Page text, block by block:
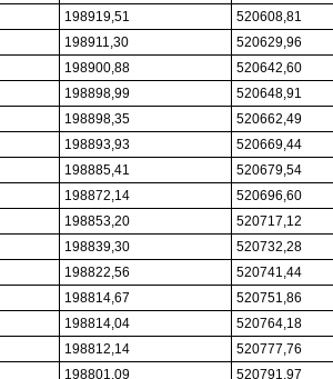
198919,51
520608,81
198911,30
520629,96
198900,88
520642,60
198898,99
520648,91
198898,35
520662,49
198893,93
520669,44
198885,41
520679,54
198872,14
520696,60
198853,20
520717,12
198839,30
520732,28
198822,56
520741,44
198814,67
520751,86
198814,04
520764,18
198812,14
520777,76
198801,09 520791,97